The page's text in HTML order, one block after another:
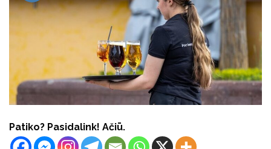
Patiko? Pasidalink! Ačiū.